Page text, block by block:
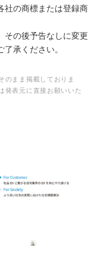
社の商標または登録商
その後予告なしに変更
承ください。
のまま掲載しておりま
発表元に直接お願いいた